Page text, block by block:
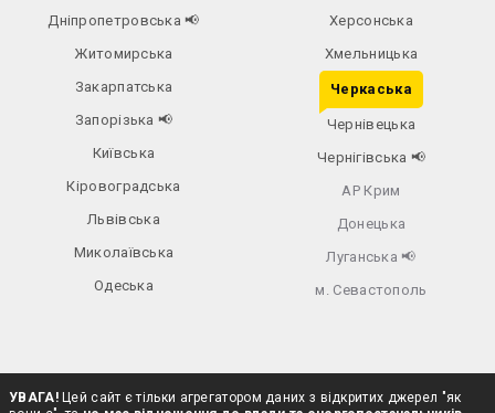
Дніпропетровська📢
Житомирська
Закарпатська
Запорізька 📢
Київська
Кіровоградська
Львівська
Миколаївська
Одеська
Херсонська
Хмельницька
Черкаська
Чернівецька
Чернігівська 📢
АР Крим
Донецька
Луганська 📢
м. Севастополь
УВАГА!Цей сайт є тільки агрегатором даних з відкритих джерел "як